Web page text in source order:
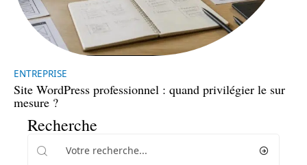
ENTREPRISE
Site WordPress professionnel : quand privilégier le sur
mesure ?
Recherche